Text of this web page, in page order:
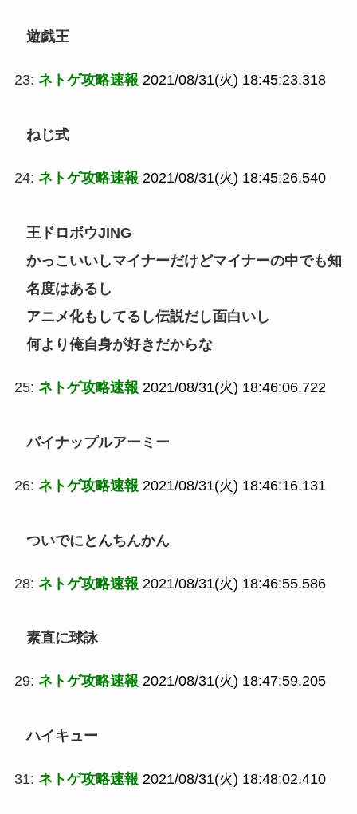
遊戯王
23: ネトゲ攻略速報 2021/08/31(火) 18:45:23.318
ねじ式
24: ネトゲ攻略速報 2021/08/31(火) 18:45:26.540
王ドロボウJING
かっこいいしマイナーだけどマイナーの中でも知
名度はあるし
アニメ化もしてるし伝説だし面白いし
何より俺自身が好きだからな
25: ネトゲ攻略速報 2021/08/31(火) 18:46:06.722
パイナップルアーミー
26: ネトゲ攻略速報 2021/08/31(火) 18:46:16.131
ついでにとんちんかん
28: ネトゲ攻略速報 2021/08/31(火) 18:46:55.586
素直に球詠
29: ネトゲ攻略速報 2021/08/31(火) 18:47:59.205
ハイキュー
31: ネトゲ攻略速報 2021/08/31(火) 18:48:02.410